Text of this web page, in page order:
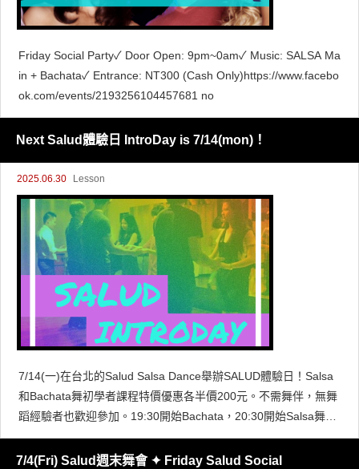
Friday Social Party✓ Door Open: 9pm~0am✓ Music: SALSA Ma
in + Bachata✓ Entrance: NT300 (Cash Only)https://www.facebo
ok.com/events/2193256104457681 no
Next Salud體驗日 IntroDay is 7/14(mon)！
2025.06.30 Lesson
7/14(一)在台北的Salud Salsa Dance舉辦SALUD體驗日！Salsa
和Bachata舞初學者課程特價優惠各半價200元。不需舞伴，無舞
蹈經驗者也歡迎參加。19:30開始Bachata，20:30開始Salsa舞課
程。
7/4(Fri) Salud週末舞會 ✦ Friday Salud Social